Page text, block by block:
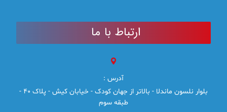
ارتباط با ما
آدرس :
بلوار نلسون ماندلا - بالاتر از جهان کودک - خیابان کیش - پلاک 40 -
طبقه سوم